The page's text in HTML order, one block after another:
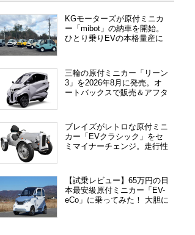
KGモーターズが原付ミニカ
ー「mibot」の納車を開始。
ひとり乗りEVの本格量産に
三輪の原付ミニカー「リーン
3」を2026年8月に発売。オ
ートバックスで販売＆アフタ
ブレイズがレトロな原付ミニ
カー「EVクラシック」をセ
ミマイナーチェンジ。走行性
【試乗レビュー】65万円の日
本最安級原付ミニカー「EV-
eCo」に乗ってみた！ 大胆に